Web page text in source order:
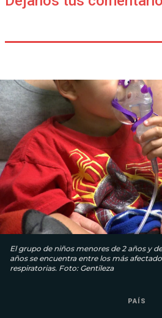
El grupo de niños menores de 2 años y
años se encuentra entre los más
respiratorias. Foto: Gentileza
PAÍS